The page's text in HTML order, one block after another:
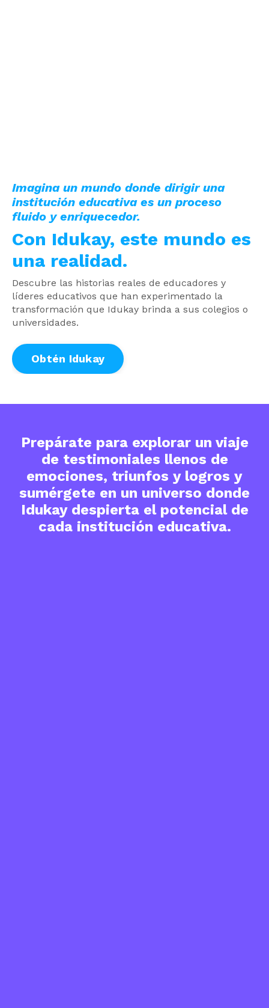
Imagina un mundo donde dirigir una
institución educativa es un proceso
fluido y enriquecedor.
Con Idukay, este mundo es
una realidad.
Descubre las historias reales de educadores y
líderes educativos que han experimentado la
transformación que Idukay brinda a sus colegios o
universidades.
Obtén Idukay
Prepárate para explorar un viaje
de testimoniales llenos de
emociones, triunfos y logros y
sumérgete en un universo donde
Idukay despierta el potencial de
cada institución educativa.